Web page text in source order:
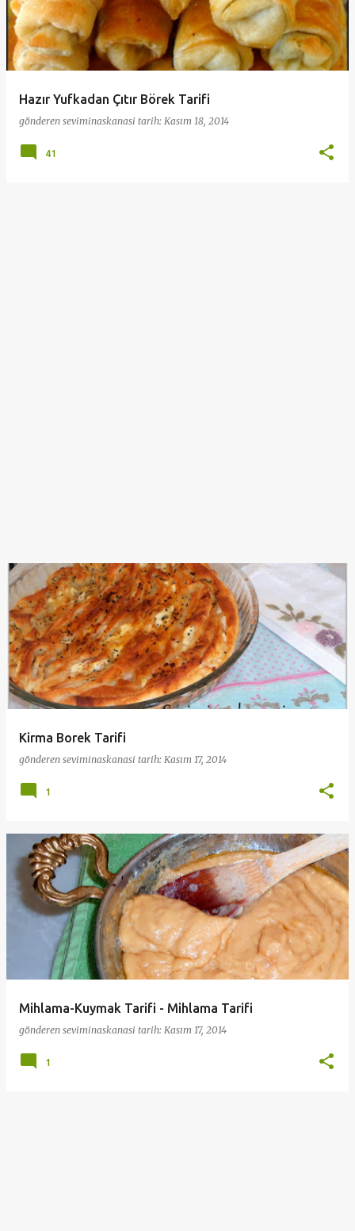
Hazır Yufkadan Çıtır Börek Tarifi
gönderen seviminaskanasi tarih: Kasım 18, 2014
41
Kirma Borek Tarifi
gönderen seviminaskanasi tarih: Kasım 17, 2014
1
Mihlama-Kuymak Tarifi - Mihlama Tarifi
gönderen seviminaskanasi tarih: Kasım 17, 2014
1